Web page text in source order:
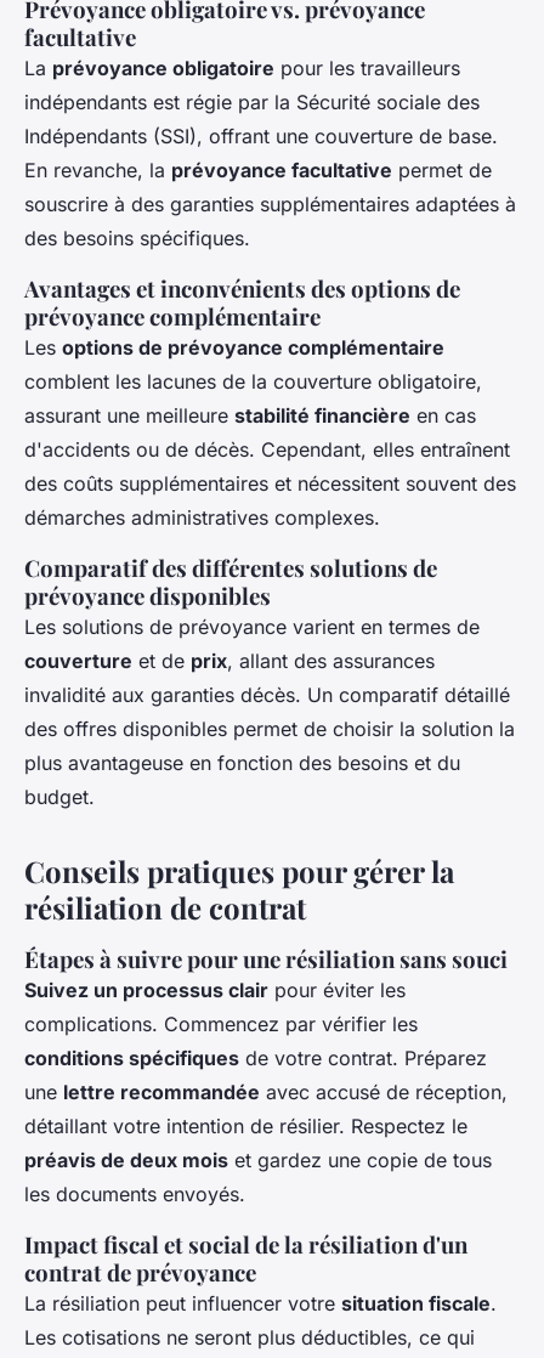
Prévoyance obligatoire vs. prévoyance
facultative
La prévoyance obligatoire pour les travailleurs
indépendants est régie par la Sécurité sociale des
Indépendants (SSI), offrant une couverture de base.
En revanche, la prévoyance facultative permet de
souscrire à des garanties supplémentaires adaptées à
des besoins spécifiques.
Avantages et inconvénients des options de
prévoyance complémentaire
Les options de prévoyance complémentaire
comblent les lacunes de la couverture obligatoire,
assurant une meilleure stabilité financière en cas
d'accidents ou de décès. Cependant, elles entraînent
des coûts supplémentaires et nécessitent souvent des
démarches administratives complexes.
Comparatif des différentes solutions de
prévoyance disponibles
Les solutions de prévoyance varient en termes de
couverture et de prix, allant des assurances
invalidité aux garanties décès. Un comparatif détaillé
des offres disponibles permet de choisir la solution la
plus avantageuse en fonction des besoins et du
budget.
Conseils pratiques pour gérer la
résiliation de contrat
Étapes à suivre pour une résiliation sans souci
Suivez un processus clair pour éviter les
complications. Commencez par vérifier les
conditions spécifiques de votre contrat. Préparez
une lettre recommandée avec accusé de réception,
détaillant votre intention de résilier. Respectez le
préavis de deux mois et gardez une copie de tous
les documents envoyés.
Impact fiscal et social de la résiliation d'un
contrat de prévoyance
La résiliation peut influencer votre situation fiscale.
Les cotisations ne seront plus déductibles, ce qui